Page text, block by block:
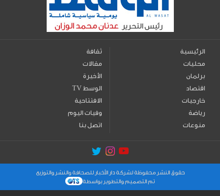
الرئيسية
محليات
برلمان
اقتصاد
خارجيات
رياضة
منوعات
ثقافة
مقالات
الأخيرة
TV الوسط
الافتتاحية
وفيات اليوم
اتصل بنا
حقوق النشر محفوظة لشركة دار الأخبار للصحافة والنشر والتوزيع
تم التصميم والتطوير بواسطة